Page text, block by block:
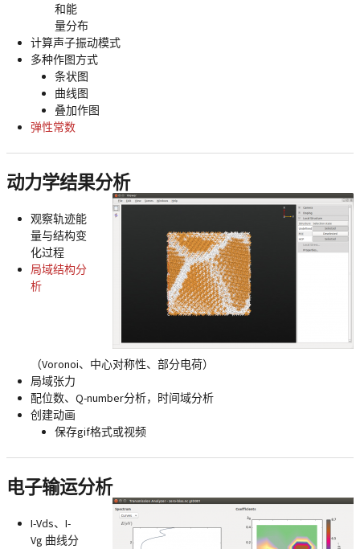
和能
量分布
计算声子振动模式
多种作图方式
条状图
曲线图
叠加作图
弹性常数
动力学结果分析
观察轨迹能
量与结构变
化过程
局域结构分
析
（Voronoi、中心对称性、部分电荷）
局域张力
配位数、Q-number分析，时间域分析
创建动画
保存gif格式或视频
电子输运分析
I-Vds、I-
Vg 曲线分